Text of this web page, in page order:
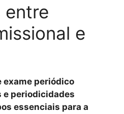
entre
e
exame periódico
e periodicidades
essenciais para a